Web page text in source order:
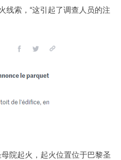
线索，“这引起了调查人员的注
院起火，起火位置位于巴黎圣